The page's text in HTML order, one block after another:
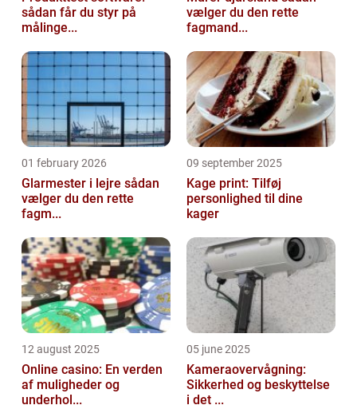
sådan får du styr på
målinge...
vælger du den rette
fagmand...
01 february 2026
Glarmester i lejre sådan
vælger du den rette
fagm...
09 september 2025
Kage print: Tilføj
personlighed til dine
kager
12 august 2025
Online casino: En verden
af muligheder og
underhol...
05 june 2025
Kameraovervågning:
Sikkerhed og beskyttelse
i det ...